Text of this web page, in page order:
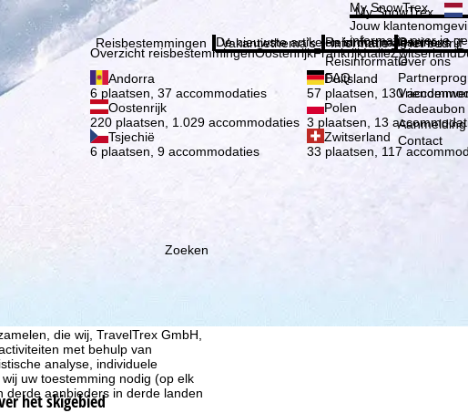
die wij, TravelTrex GmbH,
met behulp van
analyse, individuele
uw toestemming nodig (op elk
derde aanbieders in derde landen
My SnowTrex
My SnowTrex
Jouw
informatie over je
Reisbestemmingen
Overzicht reisbestemmingenOostenrijkFrankrijkItaliëZwitserland
Andorra
6 plaatsen, 37 accommodaties
Duitsland
57 plaatsen, 130
Oostenrijk
220 plaatsen, 1.029 accommodaties
Polen
3 plaatsen, 13
Tsjechië
6 plaatsen, 9 accommodaties
Zwitserland
33 plaatsen, 117
Vakantiethema's
De nieuwste artikelen in ons magazine
Informatie
Reisinformatie
Reisinformatie
FAQ
Het bedrijf
Over ons
Over ons
Cadeaubon
Contact
Zoeken
het skigebied